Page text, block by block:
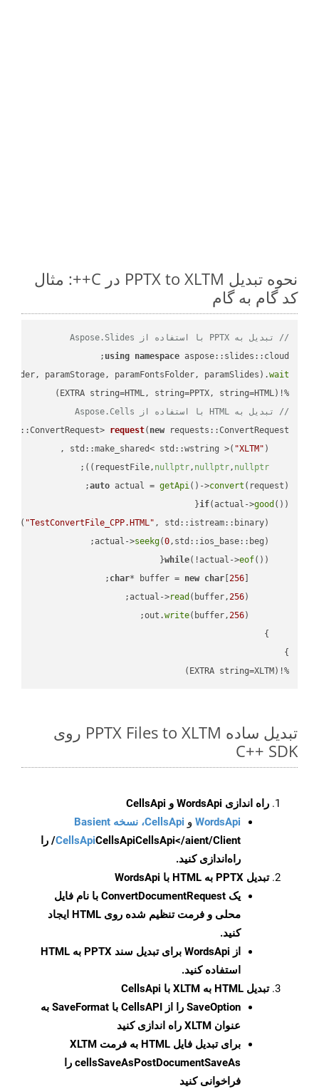
نحوه تبدیل PPTX to XLTM در C++: مثال
کد گام به گام
// تبدیل به PPTX با استفاده از Aspose.Slides
using namespace
paramStorage, paramFontsFolder, paramSlides).wait
%!(EXTRA string=HTML, string=PPTX, string=HTML)
// تبدیل به HTML با استفاده از Aspose.Cells
request( new
"XLTM"
    requestFile,
nullptr, nullptr, nullptr
))
;
auto actual = getApi()->convert (request);
if(actual->good
( "TestConvertFile_CPP.HTML" , std::istream::binary)
seekg(0
while(!actual->eof
char* buffer = new char[ 256
read (buffer,256
write(buffer,256
%!(EXTRA string=XLTM)
تبدیل ساده PPTX Files to XLTM روی
C++ SDK
راه اندازی WordsApi و CellsApi
WordsApi و CellsApi، نسخه Basient
CellsApiCellsApi
CellsApi</aient/Client/ را
راه‌اندازی کنید.
تبدیل PPTX به HTML با WordsApi
یک ConvertDocumentRequest با نام فایل
محلی و فرمت تنظیم شده روی HTML ایجاد
کنید.
از WordsApi برای تبدیل سند PPTX به HTML
استفاده کنید.
تبدیل HTML به XLTM با CellsApi
SaveOption
را از CellsAPI با SaveFormat به
عنوان XLTM راه اندازی کنید
برای تبدیل فایل HTML به فرمت
XLTM
cellsSaveAsPostDocumentSaveAs را
فراخوانی کنید